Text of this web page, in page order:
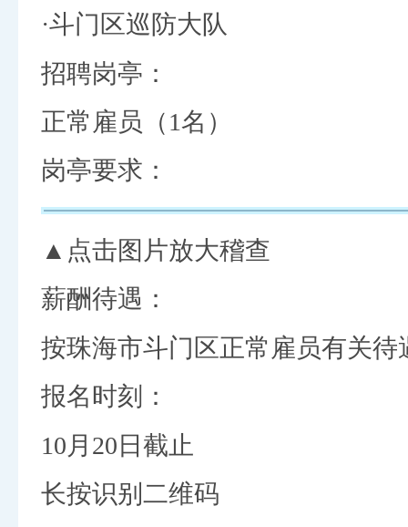
·斗门区巡防大队
招聘岗亭：
正常雇员（1名）
岗亭要求：
▲点击图片放大稽查
薪酬待遇：
按珠海市斗门区正常雇员有关待
报名时刻：
10月20日截止
长按识别二维码